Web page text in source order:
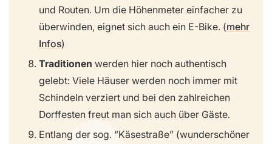
und Routen. Um die Höhenmeter einfacher zu
überwinden, eignet sich auch ein E-Bike. (mehr
Infos)
Traditionen werden hier noch authentisch
gelebt: Viele Häuser werden noch immer mit
Schindeln verziert und bei den zahlreichen
Dorffesten freut man sich auch über Gäste.
Entlang der sog. “Käsestraße” (wunderschöner